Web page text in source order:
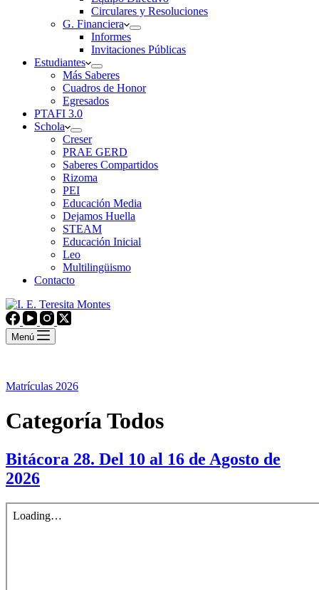
Circulares y Resoluciones
G. Financiera
Informes
Invitaciones Públicas
Estudiantes
Más Saberes
Cuadros de Honor
Egresados
PTAFI 3.0
Schola
Creser
PRAE GERD
Saberes Compartidos
Rizoma
PEI
Educación Media
Dejamos Huella
STEAM
Educación Inicial
Leo
Multilingüismo
Contacto
Menú
Matrículas 2026
CategoríaTodos
Bitácora 28. Del 10 al 16 de Agosto de
2026